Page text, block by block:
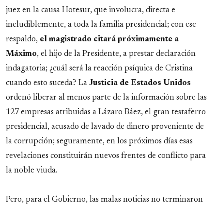
juez en la causa Hotesur, que involucra, directa e
ineludiblemente, a toda la familia presidencial; con ese
respaldo, el magistrado citará próximamente a
Máximo, el hijo de la Presidente, a prestar declaración
indagatoria; ¿cuál será la reacción psíquica de Cristina
cuando esto suceda? La Justicia de Estados Unidos
ordenó liberar al menos parte de la información sobre las
127 empresas atribuidas a Lázaro Báez, el gran testaferro
presidencial, acusado de lavado de dinero proveniente de
la corrupción; seguramente, en los próximos días esas
revelaciones constituirán nuevos frentes de conflicto para
la noble viuda.
Pero, para el Gobierno, las malas noticias no terminaron